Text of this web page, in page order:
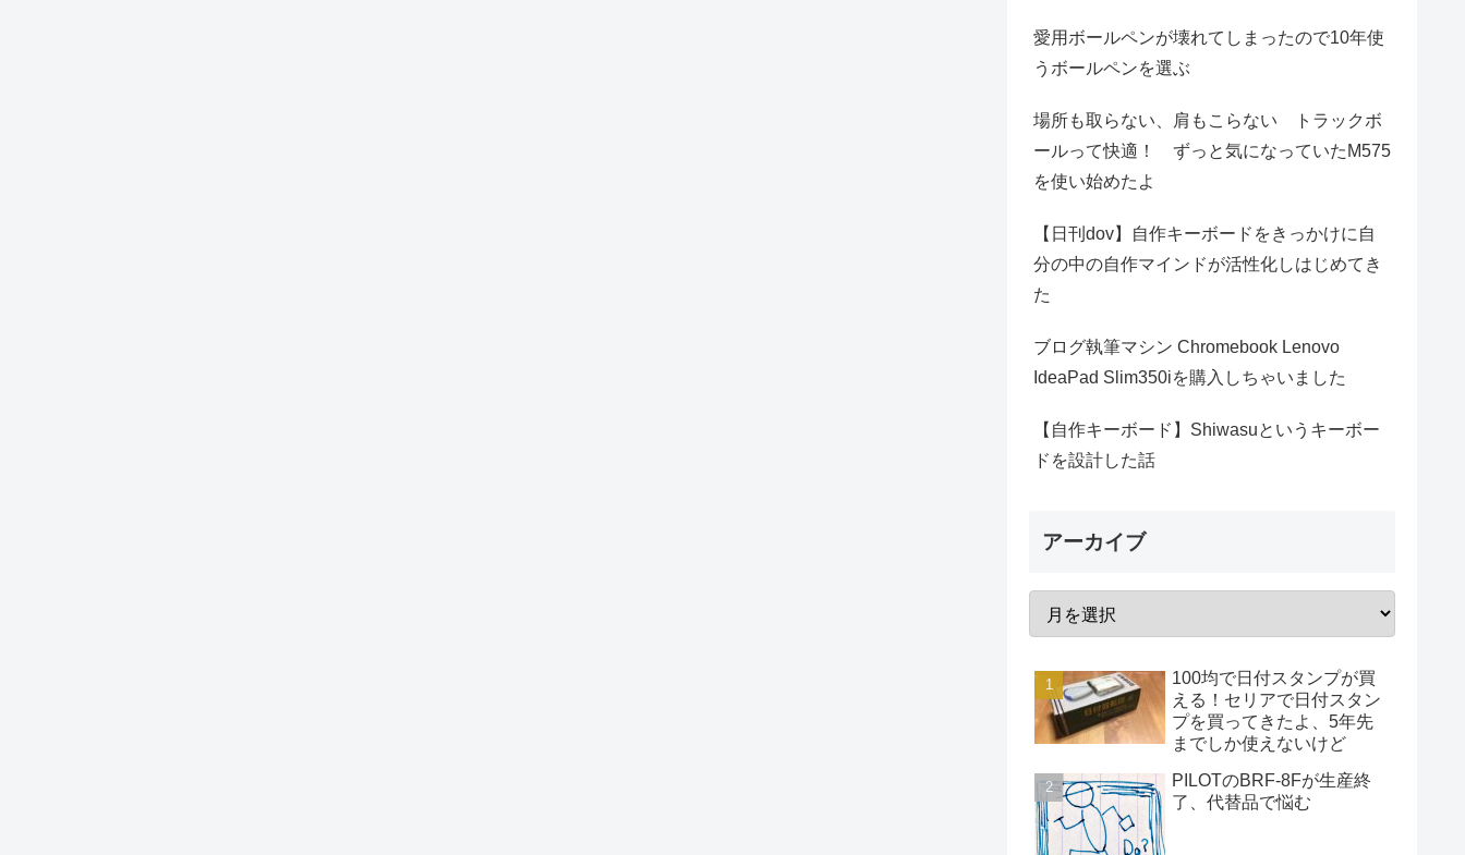
愛用ボールペンが壊れてしまったので10年使
うボールペンを選ぶ
場所も取らない、肩もこらない トラックボ
ールって快適！ ずっと気になっていたM575
を使い始めたよ
【日刊dov】自作キーボードをきっかけに自
分の中の自作マインドが活性化しはじめてき
た
ブログ執筆マシン Chromebook Lenovo
IdeaPad Slim350iを購入しちゃいました
【自作キーボード】Shiwasuというキーボー
ドを設計した話
アーカイブ
100均で日付スタンプが買
える！セリアで日付スタン
プを買ってきたよ、5年先
までしか使えないけど
PILOTのBRF-8Fが生産終
了、代替品で悩む